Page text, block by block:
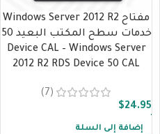
مفتاح Windows Server 2012 R2
خدمات سطح المكتب البعيد 50
Device CAL – Windows Server
2012 R2 RDS Device 50 CAL
(7)
$24.95
إضافة إلى السلة